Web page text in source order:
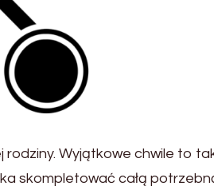
Wyjątkowe chwile to
skompletować całą